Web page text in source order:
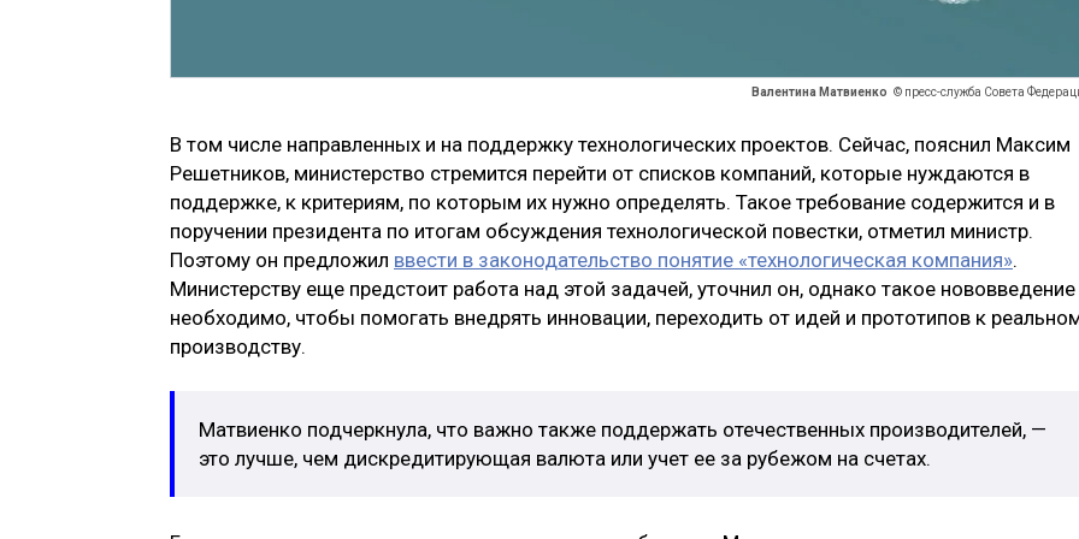
Валентина Матвиенко © пресс-служба Совета
В том числе направленных и на поддержку технологических проектов. Сейчас, пояснил Максим
Решетников, министерство стремится перейти от списков компаний, которые нуждаются в
поддержке, к критериям, по которым их нужно определять. Такое требование содержится и в
поручении президента по итогам обсуждения технологической повестки, отметил министр.
Поэтому он предложил ввести в законодательство понятие «технологическая компания».
Министерству еще предстоит работа над этой задачей, уточнил он, однако такое нововведение
необходимо, чтобы помогать внедрять инновации, переходить от идей и прототипов к
производству.
Матвиенко подчеркнула, что важно также поддержать отечественных производителей, —
это лучше, чем дискредитирующая валюта или учет ее за рубежом на счетах.